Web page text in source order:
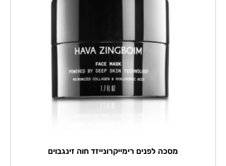
מסכה לפנים רימייקרונייזד חוה זינגבוים